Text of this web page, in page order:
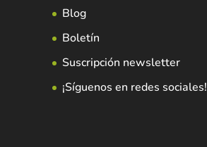
Blog
Boletín
Suscripción newsletter
¡Síguenos en redes sociales!